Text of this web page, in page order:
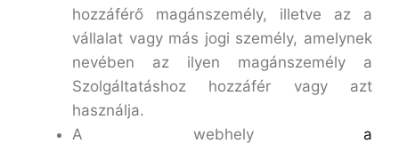
hozzáférő magánszemély, illetve az a
vállalat vagy más jogi személy, amelynek
nevében az ilyen magánszemély a
Szolgáltatáshoz hozzáfér vagy azt
használja.
A webhely a